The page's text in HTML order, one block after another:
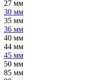
27 мм
30 мм
35 мм
36 мм
40 мм
44 мм
45 мм
50 мм
85 мм